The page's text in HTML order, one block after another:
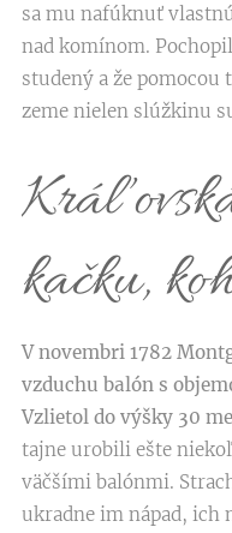
sa mu nafúknuť
nad komínom.
studený a že
zeme nielen slúžkinu
kačku,
V novembri 1782
vzduchu balón s
Vzlietol do výšky 30
tajne urobili ešte
väčšími balónmi.
ukradne im nápad, ich